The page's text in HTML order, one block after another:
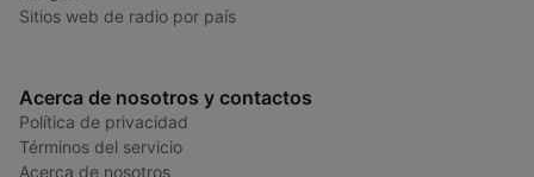
Sitios web de radio por país
Acerca de nosotros y contactos
Política de privacidad
Términos del servicio
Acerca de nosotros